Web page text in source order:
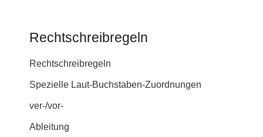
Rechtschreibregeln
Rechtschreibregeln
Spezielle Laut-Buchstaben-Zuordnungen
ver-/vor-
Ableitung